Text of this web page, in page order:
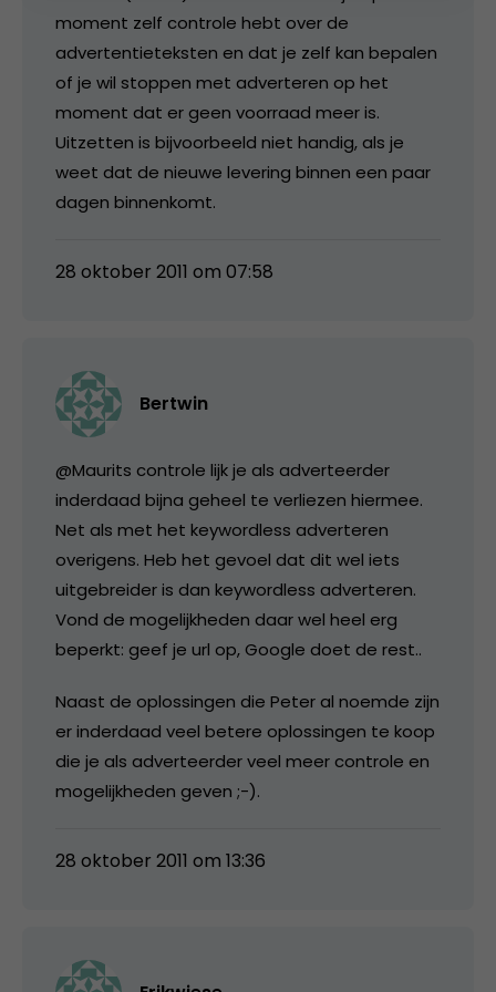
moment zelf controle hebt over de
advertentieteksten en dat je zelf kan bepalen
of je wil stoppen met adverteren op het
moment dat er geen voorraad meer is.
Uitzetten is bijvoorbeeld niet handig, als je
weet dat de nieuwe levering binnen een paar
dagen binnenkomt.
28 oktober 2011 om 07:58
Bertwin
@Maurits controle lijk je als adverteerder
inderdaad bijna geheel te verliezen hiermee.
Net als met het keywordless adverteren
overigens. Heb het gevoel dat dit wel iets
uitgebreider is dan keywordless adverteren.
Vond de mogelijkheden daar wel heel erg
beperkt: geef je url op, Google doet de rest..
Naast de oplossingen die Peter al noemde zijn
er inderdaad veel betere oplossingen te koop
die je als adverteerder veel meer controle en
mogelijkheden geven ;-).
28 oktober 2011 om 13:36